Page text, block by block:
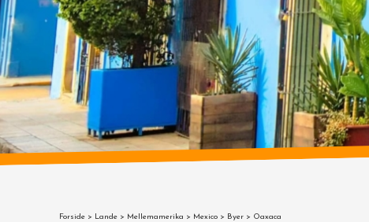
Forside > Lande > Mellemamerika > Mexico > Byer > Oaxaca